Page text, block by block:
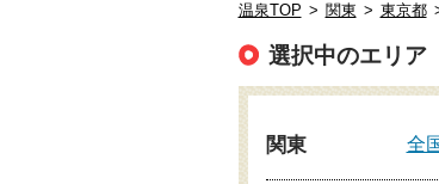
温泉TOP > 関東 > 東京都
選択中のエリア
関東 全